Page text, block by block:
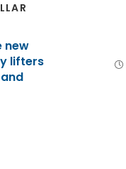
new
lifters